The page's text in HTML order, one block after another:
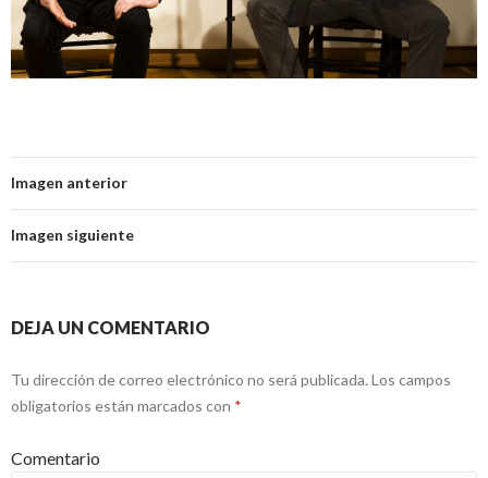
Imagen anterior
Imagen siguiente
DEJA UN COMENTARIO
Tu dirección de correo electrónico no será publicada. Los campos
obligatorios están marcados con *
Comentario